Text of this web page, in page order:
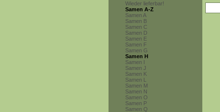
Wieder lieferbar!
Samen A-Z
Samen A
Samen B
Samen C
Samen D
Samen E
Samen F
Samen G
Samen H
Samen I
Samen J
Samen K
Samen L
Samen M
Samen N
Samen O
Samen P
Samen Q